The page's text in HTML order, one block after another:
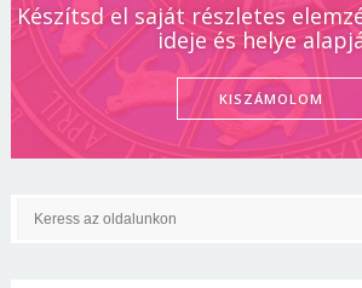
Készítsd el saját részletes
ideje és helye
KISZÁMOLOM